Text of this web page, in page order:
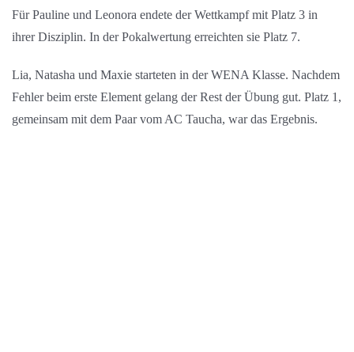
Für Pauline und Leonora endete der Wettkampf mit Platz 3 in
ihrer Disziplin. In der Pokalwertung erreichten sie Platz 7.
Lia, Natasha und Maxie starteten in der WENA Klasse. Nachdem
Fehler beim erste Element gelang der Rest der Übung gut. Platz 1,
gemeinsam mit dem Paar vom AC Taucha, war das Ergebnis.